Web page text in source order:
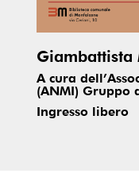
Giambattista
A cura
(ANMI) Gruppo
Ingresso libero